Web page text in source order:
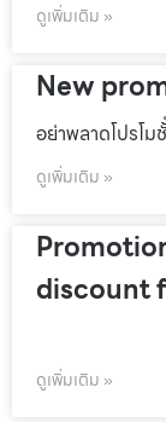
ดูเพิ่มเติม »
New
อย่าพลาดโปรโม
ดูเพิ่มเติม »
discount
ดูเพิ่มเติม »